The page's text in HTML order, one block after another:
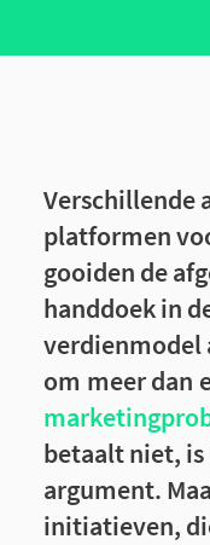
Verschillende
platformen
gooiden de
handdoek in
verdienmodel
om meer dan
betaalt niet,
argument.
initiatieven,